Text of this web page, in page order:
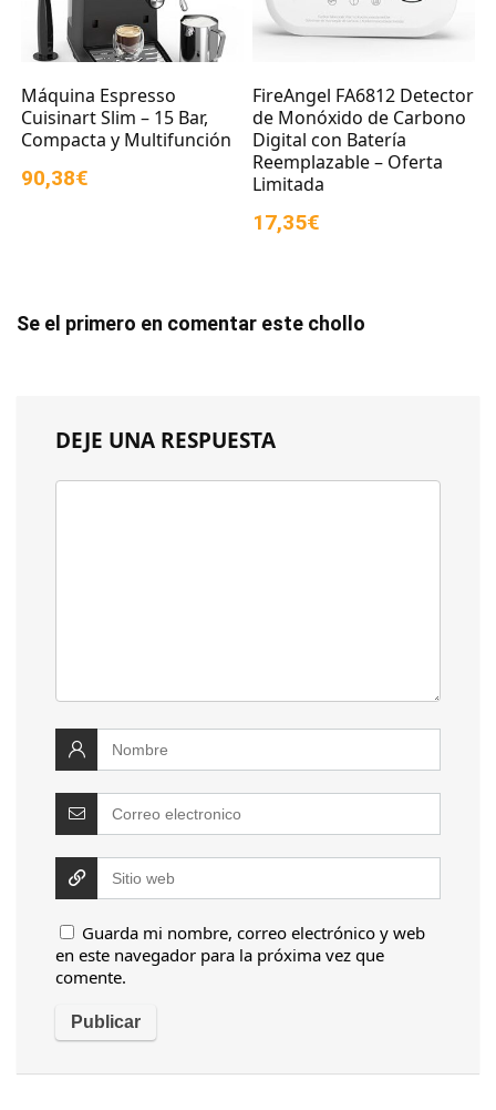
Máquina Espresso
Cuisinart Slim – 15 Bar,
Compacta y Multifunción
90,38€
FireAngel FA6812 Detector
de Monóxido de Carbono
Digital con Batería
Reemplazable – Oferta
Limitada
17,35€
Se el primero en comentar este chollo
DEJE UNA RESPUESTA
Guarda mi nombre, correo electrónico y web
en este navegador para la próxima vez que
comente.